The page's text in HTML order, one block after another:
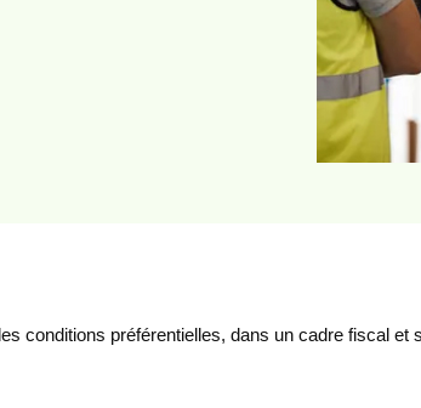
conditions préférentielles, dans un cadre fiscal et